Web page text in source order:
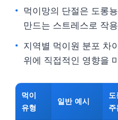
먹이망의 단절은 도롱
만드는 스트레스로 작
지역별 먹이원 분포 차
위에 직접적인 영향을
먹이
유형
일반 예시
도
주